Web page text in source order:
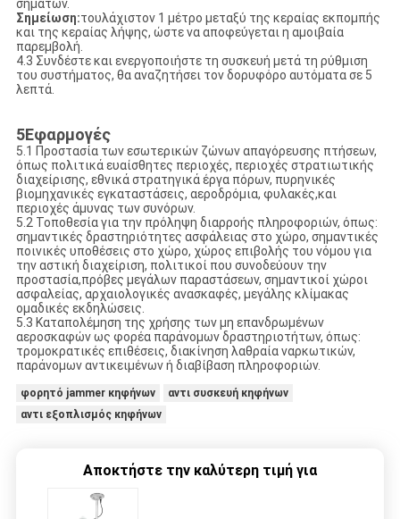
σημάτων.
Σημείωση:τουλάχιστον 1 μέτρο μεταξύ της κεραίας εκπομπής
και της κεραίας λήψης, ώστε να αποφεύγεται η αμοιβαία
παρεμβολή.
4.3 Συνδέστε και ενεργοποιήστε τη συσκευή μετά τη ρύθμιση
του συστήματος, θα αναζητήσει τον δορυφόρο αυτόματα σε 5
λεπτά.
5Εφαρμογές
5.1 Προστασία των εσωτερικών ζώνων απαγόρευσης πτήσεων,
όπως πολιτικά ευαίσθητες περιοχές, περιοχές στρατιωτικής
διαχείρισης, εθνικά στρατηγικά έργα πόρων, πυρηνικές
βιομηχανικές εγκαταστάσεις, αεροδρόμια, φυλακές,και
περιοχές άμυνας των συνόρων.
5.2 Τοποθεσία για την πρόληψη διαρροής πληροφοριών, όπως:
σημαντικές δραστηριότητες ασφάλειας στο χώρο, σημαντικές
ποινικές υποθέσεις στο χώρο, χώρος επιβολής του νόμου για
την αστική διαχείριση, πολιτικοί που συνοδεύουν την
προστασία,πρόβες μεγάλων παραστάσεων, σημαντικοί χώροι
ασφαλείας, αρχαιολογικές ανασκαφές, μεγάλης κλίμακας
ομαδικές εκδηλώσεις.
5.3 Καταπολέμηση της χρήσης των μη επανδρωμένων
αεροσκαφών ως φορέα παράνομων δραστηριοτήτων, όπως:
τρομοκρατικές επιθέσεις, διακίνηση λαθραία ναρκωτικών,
παράνομων αντικειμένων ή διαβίβαση πληροφοριών.
φορητό jammer κηφήνων
αντι συσκευή κηφήνων
αντι εξοπλισμός κηφήνων
Αποκτήστε την καλύτερη τιμή για